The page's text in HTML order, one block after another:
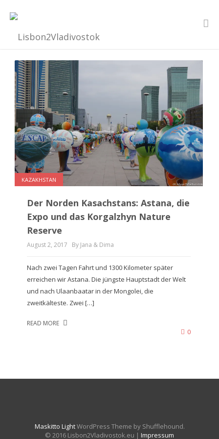
KAZAKHSTAN
Der Norden Kasachstans: Astana, die
Expo und das Korgalzhyn Nature
Reserve
August 2, 2017 By Jana & Dima
Nach zwei Tagen Fahrt und 1300 Kilometer später
erreichen wir Astana. Die jüngste Hauptstadt der Welt
und nach Ulaanbaatar in der Mongolei, die
zweitkälteste. Zwei […]
READ MORE
0
Maskitto LightWordPress Theme by Shufflehound.
© 2016 Lisbon2Vladivostok.eu | Impressum